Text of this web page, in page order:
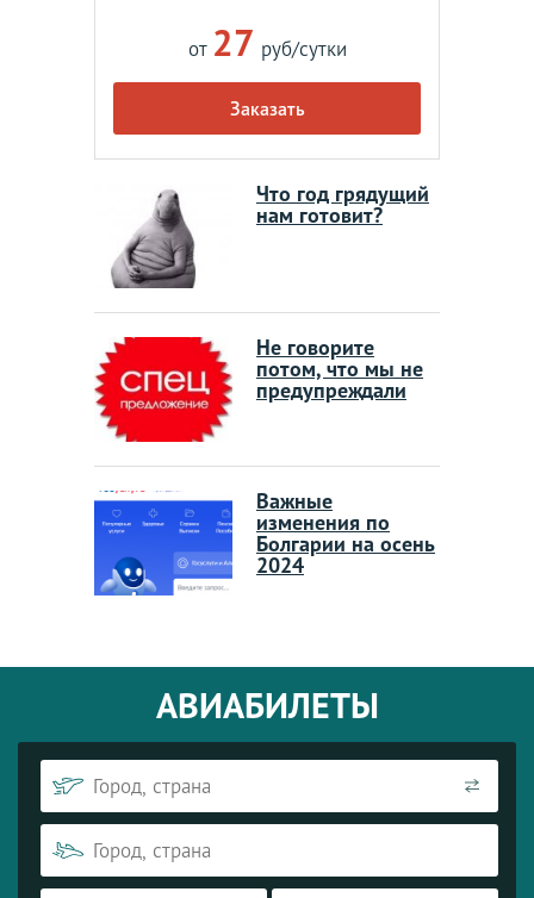
от 27 руб/сутки
Заказать
Что год грядущий
нам готовит?
Не говорите
потом, что мы не
предупреждали
Важные
изменения по
Болгарии на осень
2024
АВИАБИЛЕТЫ